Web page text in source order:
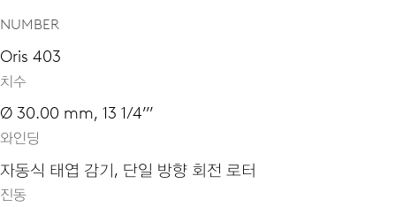
NUMBER
Oris 403
치수
Ø 30.00 mm, 13 1/4’’’
와인딩
자동식 태엽 감기, 단일 방향 회전 로터
진동